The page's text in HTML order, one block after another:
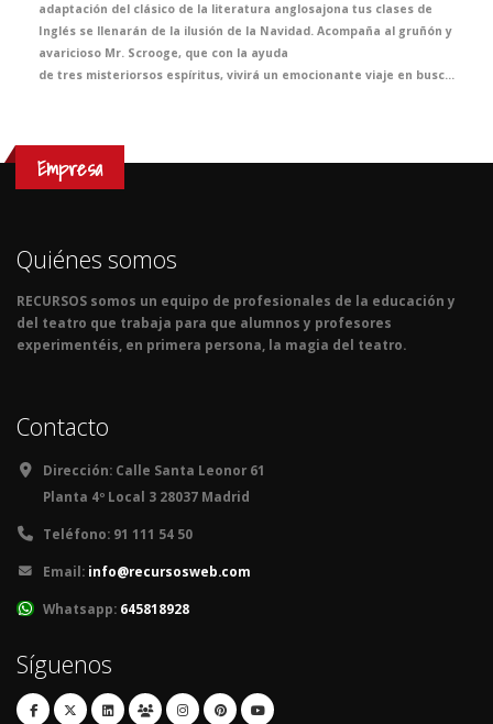
adaptación del clásico de la literatura anglosajona tus clases de
Inglés se llenarán de la ilusión de la Navidad. Acompaña al gruñón y
avaricioso Mr. Scrooge, que con la ayuda
de tres misteriorsos espíritus, vivirá un emocionante viaje en busca del auténtico sentido de la Navidad. El clásico más representado de Dickens se convertirá en la propuesta infalible de tus clases de Inglés y, sin duda, en el mejor regalo que no puede faltar en vuestra agenda de actividades navideñas.
Empresa
Quiénes somos
RECURSOS somos un equipo de profesionales de la educación y
del teatro que trabaja para que alumnos y profesores
experimentéis, en primera persona, la magia del teatro.
Contacto
Dirección: Calle Santa Leonor 61
Planta 4º Local 3 28037 Madrid
Teléfono: 91 111 54 50
Email: info@recursosweb.com
Whatsapp: 645818928
Síguenos